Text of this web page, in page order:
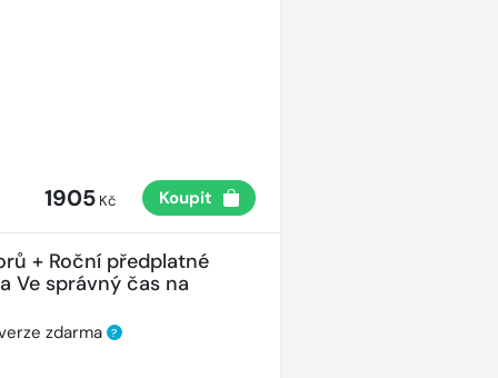
1905Kč Koupit
+ Roční předplatné
Ve správný čas na
zdarma ?